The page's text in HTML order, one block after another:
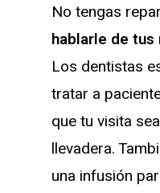
No tengas
hablarle de
Los dentistas
tratar a
que tu visita
llevadera.
una infusión